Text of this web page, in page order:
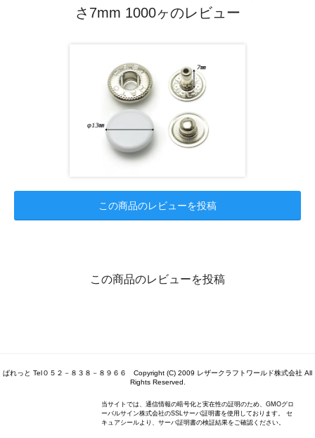
さ7mm 1000ヶのレビュー
この商品のレビューを投稿
この商品のレビューを投稿
ぱれっと Tel０５２－８３８－８９６６ Copyright (C) 2009 レザークラフトワールド株式会社 All
Rights Reserved.
当サイトでは、通信情報の暗号化と実在性の証明のため、GMOグロ
ーバルサイン株式会社のSSLサーバ証明書を使用しております。 セ
キュアシールより、サーバ証明書の検証結果をご確認ください。